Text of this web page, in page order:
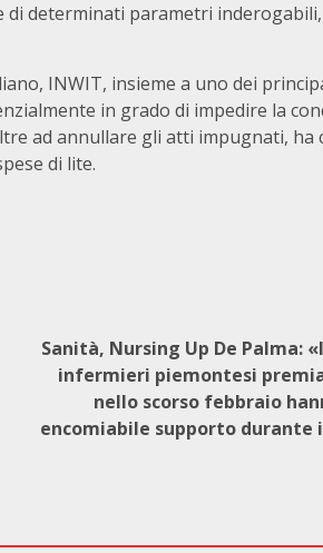
determinati parametri
INWIT, insieme a uno dei
in grado di impedire la
ad annullare gli atti impugnati, ha
di lite.
Sanità, Nursing Up De Palma:
infermieri piemontesi
nello scorso febbraio
encomiabile supporto durante